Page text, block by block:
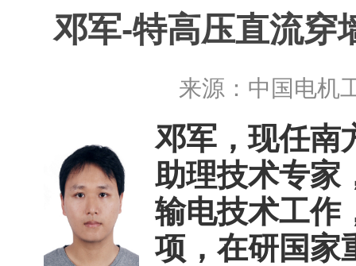
邓军-特高压直流穿
来源： 中国电机
邓军，现任南
助理技术专家
输电技术工作
项，在研国家